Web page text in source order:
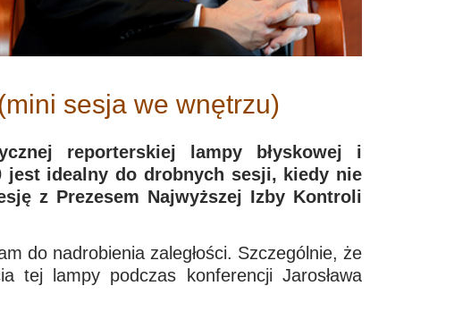
sesja we wnętrzu)
reporterskiej lampy błyskowej i
jest idealny do drobnych sesji, kiedy nie
z Prezesem Najwyższej Izby Kontroli
do nadrobienia zaległości. Szczególnie, że
tej lampy podczas konferencji Jarosława